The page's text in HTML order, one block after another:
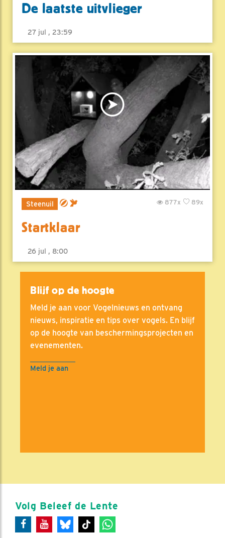
De laatste uitvlieger
27 jul , 23:59
Steenuil 89x
877x
Startklaar
26 jul , 8:00
Blijf op de hoogte
Meld je aan voor Vogelnieuws en ontvang
nieuws, inspiratie en tips over vogels. En blijf
op de hoogte van beschermingsprojecten en
evenementen.
Meld je aan
Volg Beleef de Lente